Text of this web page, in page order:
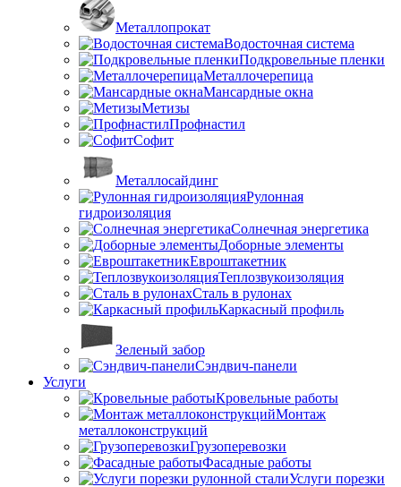
Металлопрокат
Водосточная система
Подкровельные пленки
Металлочерепица
Мансардные окна
Метизы
Профнастил
Софит
Металлосайдинг
Рулонная
гидроизоляция
Солнечная энергетика
Доборные элементы
Евроштакетник
Теплозвукоизоляция
Сталь в рулонах
Каркасный профиль
Зеленый забор
Сэндвич-панели
Услуги
Кровельные работы
Монтаж
металлоконструкций
Грузоперевозки
Фасадные работы
Услуги порезки